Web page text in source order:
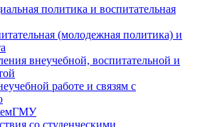
политика и воспитательная
(молодежная политика) и
внеучебной, воспитательной и
работе и связям с
со студенческими